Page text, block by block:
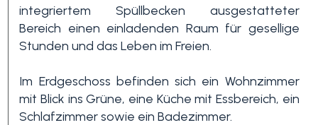
integriertem Spüllbecken ausgestatteter
Bereich einen einladenden Raum für gesellige
Stunden und das Leben im Freien.
Im Erdgeschoss befinden sich ein Wohnzimmer
mit Blick ins Grüne, eine Küche mit Essbereich, ein
Schlafzimmer sowie ein Badezimmer.
Optionen
-
Mehrfachauswahl
Garten